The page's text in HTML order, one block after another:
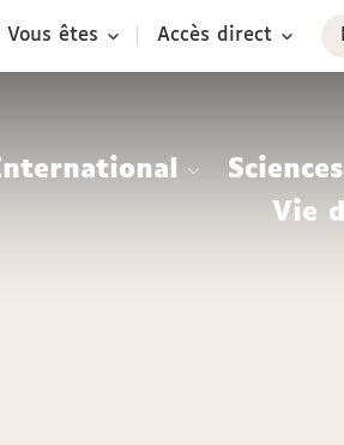
Vous êtes Accès direct
Vie